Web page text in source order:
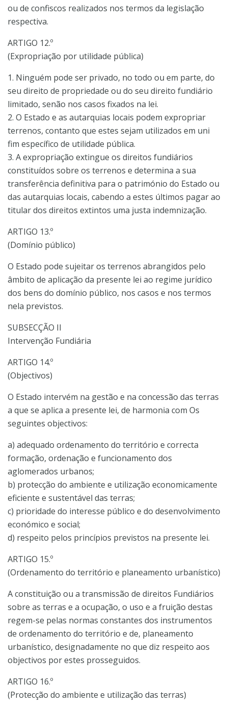
ou de confiscos realizados nos termos da legislação
respectiva.
ARTIGO 12.º
(Expropriação por utilidade pública)
1. Ninguém pode ser privado, no todo ou em parte, do
seu direito de propriedade ou do seu direito fundiário
limitado, senão nos casos fixados na lei.
2. O Estado e as autarquias locais podem expropriar
terrenos, contanto que estes sejam utilizados em uni
fim específico de utilidade pública.
3. A expropriação extingue os direitos fundiários
constituídos sobre os terrenos e determina a sua
transferência definitiva para o património do Estado ou
das autarquias locais, cabendo a estes últimos pagar ao
titular dos direitos extintos uma justa indemnização.
ARTIGO 13.º
(Domínio público)
O Estado pode sujeitar os terrenos abrangidos pelo
âmbito de aplicação da presente lei ao regime jurídico
dos bens do domínio público, nos casos e nos termos
nela previstos.
SUBSECÇÃO II
Intervenção Fundiária
ARTIGO 14.º
(Objectivos)
O Estado intervém na gestão e na concessão das terras
a que se aplica a presente lei, de harmonia com Os
seguintes objectivos:
a) adequado ordenamento do território e correcta
formação, ordenação e funcionamento dos
aglomerados urbanos;
b) protecção do ambiente e utilização economicamente
eficiente e sustentável das terras;
c) prioridade do interesse público e do desenvolvimento
económico e social;
d) respeito pelos princípios previstos na presente lei.
ARTIGO 15.º
(Ordenamento do território e planeamento urbanístico)
A constituição ou a transmissão de direitos Fundiários
sobre as terras e a ocupação, o uso e a fruição destas
regem-se pelas normas constantes dos instrumentos
de ordenamento do território e de, planeamento
urbanístico, designadamente no que diz respeito aos
objectivos por estes prosseguidos.
ARTIGO 16.º
(Protecção do ambiente e utilização das terras)